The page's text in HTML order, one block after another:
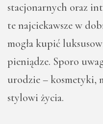
stacjonarnych oraz
te najciekawsze w
mogła kupić
pieniądze. Sporo
urodzie – kosmetyki,
stylowi życia.